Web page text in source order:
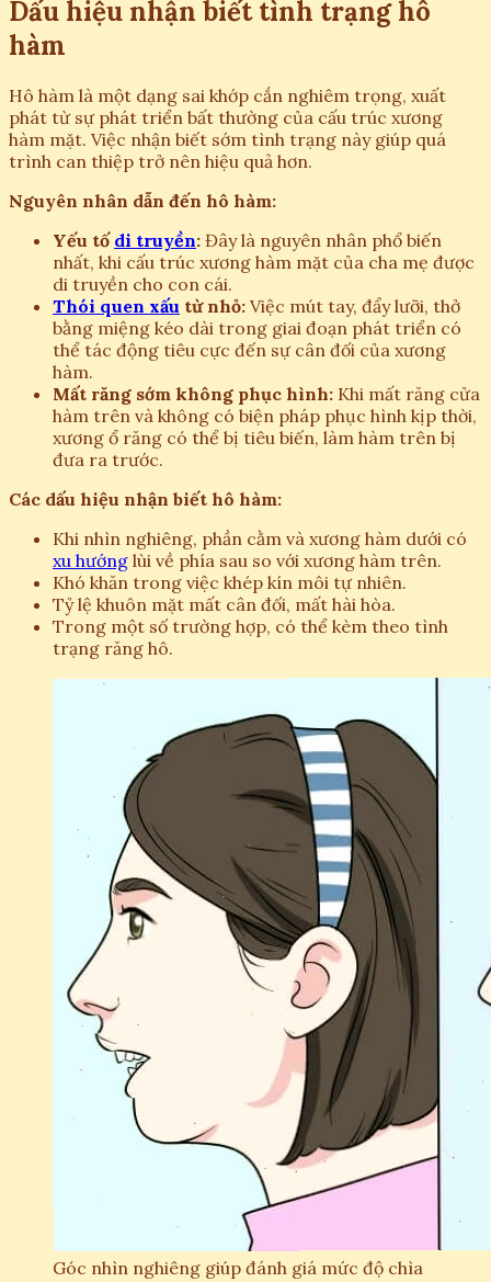
Dấu hiệu nhận biết tình trạng hô
hàm
Hô hàm là một dạng sai khớp cắn nghiêm trọng, xuất
phát từ sự phát triển bất thường của cấu trúc xương
hàm mặt. Việc nhận biết sớm tình trạng này giúp quá
trình can thiệp trở nên hiệu quả hơn.
Nguyên nhân dẫn đến hô hàm:
Yếu tố di truyền: Đây là nguyên nhân phổ biến
nhất, khi cấu trúc xương hàm mặt của cha mẹ được
di truyền cho con cái.
Thói quen xấu từ nhỏ: Việc mút tay, đẩy lưỡi, thở
bằng miệng kéo dài trong giai đoạn phát triển có
thể tác động tiêu cực đến sự cân đối của xương
hàm.
Mất răng sớm không phục hình: Khi mất răng cửa
hàm trên và không có biện pháp phục hình kịp thời,
xương ổ răng có thể bị tiêu biến, làm hàm trên bị
đưa ra trước.
Các dấu hiệu nhận biết hô hàm:
Khi nhìn nghiêng, phần cằm và xương hàm dưới có
xu hướng lùi về phía sau so với xương hàm trên.
Khó khăn trong việc khép kín môi tự nhiên.
Tỷ lệ khuôn mặt mất cân đối, mất hài hòa.
Trong một số trường hợp, có thể kèm theo tình
trạng răng hô.
Góc nhìn nghiêng giúp đánh giá mức độ chìa